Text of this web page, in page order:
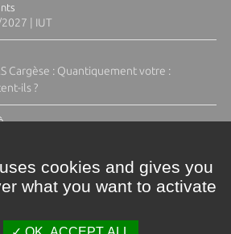
| IUT
Cargèse : Quantiquement votre :
ils ?
cookies and gives you
what you want to activate